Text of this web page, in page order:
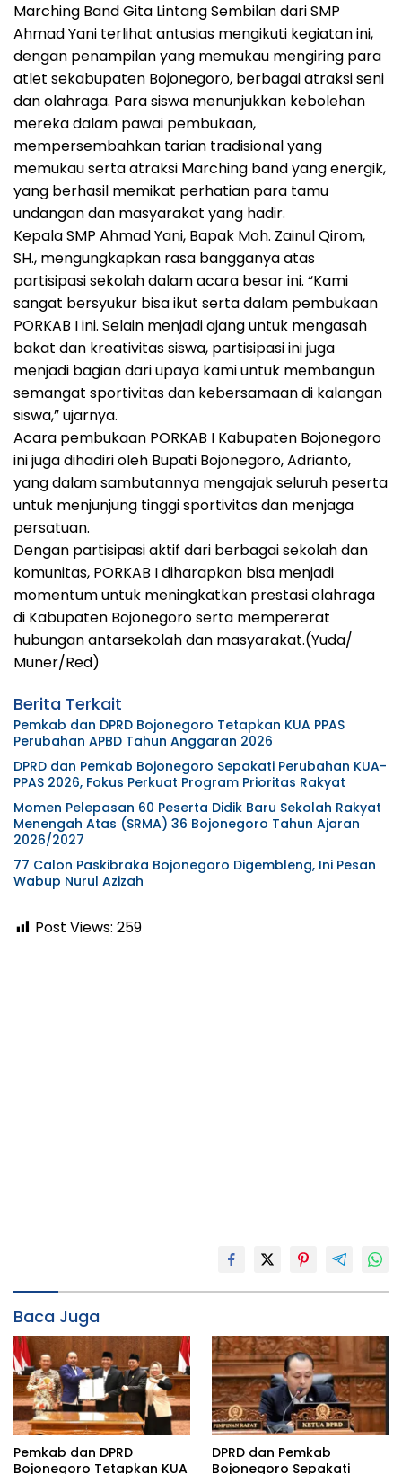
Marching Band Gita Lintang Sembilan dari SMP
Ahmad Yani terlihat antusias mengikuti kegiatan ini,
dengan penampilan yang memukau mengiring para
atlet sekabupaten Bojonegoro, berbagai atraksi seni
dan olahraga. Para siswa menunjukkan kebolehan
mereka dalam pawai pembukaan,
mempersembahkan tarian tradisional yang
memukau serta atraksi Marching band yang energik,
yang berhasil memikat perhatian para tamu
undangan dan masyarakat yang hadir.
Kepala SMP Ahmad Yani, Bapak Moh. Zainul Qirom,
SH., mengungkapkan rasa bangganya atas
partisipasi sekolah dalam acara besar ini. “Kami
sangat bersyukur bisa ikut serta dalam pembukaan
PORKAB I ini. Selain menjadi ajang untuk mengasah
bakat dan kreativitas siswa, partisipasi ini juga
menjadi bagian dari upaya kami untuk membangun
semangat sportivitas dan kebersamaan di kalangan
siswa,” ujarnya.
Acara pembukaan PORKAB I Kabupaten Bojonegoro
ini juga dihadiri oleh Bupati Bojonegoro, Adrianto,
yang dalam sambutannya mengajak seluruh peserta
untuk menjunjung tinggi sportivitas dan menjaga
persatuan.
Dengan partisipasi aktif dari berbagai sekolah dan
komunitas, PORKAB I diharapkan bisa menjadi
momentum untuk meningkatkan prestasi olahraga
di Kabupaten Bojonegoro serta mempererat
hubungan antarsekolah dan masyarakat.(Yuda/
Muner/Red)
Berita Terkait
Pemkab dan DPRD Bojonegoro Tetapkan KUA PPAS
Perubahan APBD Tahun Anggaran 2026
DPRD dan Pemkab Bojonegoro Sepakati Perubahan KUA-
PPAS 2026, Fokus Perkuat Program Prioritas Rakyat
Momen Pelepasan 60 Peserta Didik Baru Sekolah Rakyat
Menengah Atas (SRMA) 36 Bojonegoro Tahun Ajaran
2026/2027
77 Calon Paskibraka Bojonegoro Digembleng, Ini Pesan
Wabup Nurul Azizah
Post Views: 259
Baca Juga
Pemkab dan DPRD
Bojonegoro Tetapkan KUA
DPRD dan Pemkab
Bojonegoro Sepakati